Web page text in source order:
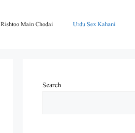
Rishtoo Main Chodai Urdu Sex Kahani
Search